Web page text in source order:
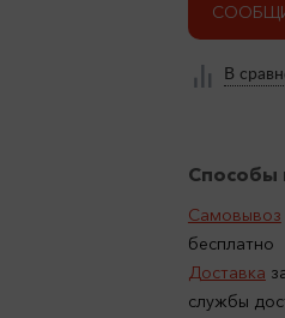
В
Способы
Самовывоз
бесплатно
Доставка
службы